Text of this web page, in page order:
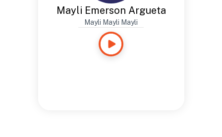
Mayli Emerson Argueta
Mayli Mayli Mayli